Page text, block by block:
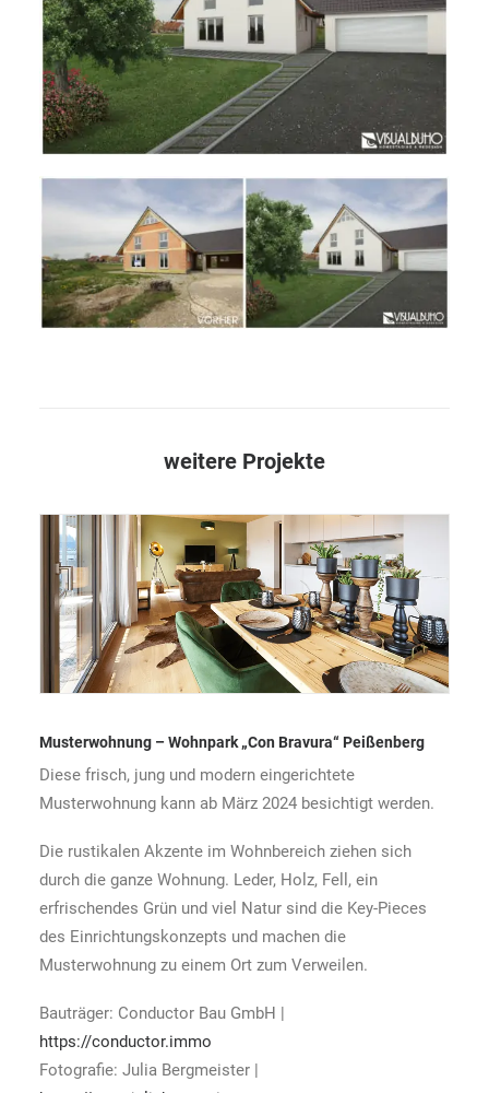
weitere Projekte
Musterwohnung – Wohnpark „Con Bravura“ Peißenberg
Diese frisch, jung und modern eingerichtete
Musterwohnung kann ab März 2024 besichtigt werden.
Die rustikalen Akzente im Wohnbereich ziehen sich
durch die ganze Wohnung. Leder, Holz, Fell, ein
erfrischendes Grün und viel Natur sind die Key-Pieces
des Einrichtungskonzepts und machen die
Musterwohnung zu einem Ort zum Verweilen.
Bauträger: Conductor Bau GmbH |
https://conductor.immo
Fotografie: Julia Bergmeister |